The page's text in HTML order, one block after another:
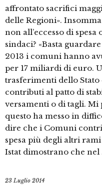
affrontato sacrifici
delle Regioni».
non all’eccesso di
sindaci? «Basta
2013 i comuni hanno
per 17 miliardi di euro.
trasferimenti dello Stato
contributi al patto di
versamenti o di tagli. Mi
questo ha messo in
dire che i Comuni
spesa più degli altri
Istat dimostrano che nel
23 Luglio 2014